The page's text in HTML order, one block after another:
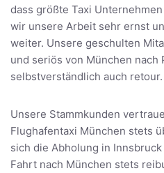
dass größte Taxi
wir unsere Arbeit sehr ernst
weiter. Unsere geschulten
und seriös von München nach
selbstverständlich auch retour.
Unsere Stammkunden
Flughafentaxi München stets
sich die Abholung in
Fahrt nach München stets